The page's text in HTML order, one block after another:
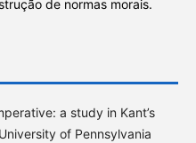
de normas morais.
a study in Kant’s
of Pennsylvania